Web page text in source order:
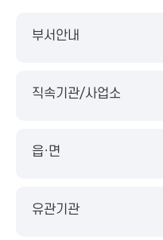
부서안내
직속기관/사업소
읍·면
유관기관